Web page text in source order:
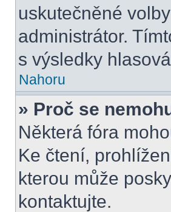
uskutečněné
administrátor.
s výsledky
Nahoru
» Proč se
Některá fóra
Ke čtení,
kterou může
kontaktujte.